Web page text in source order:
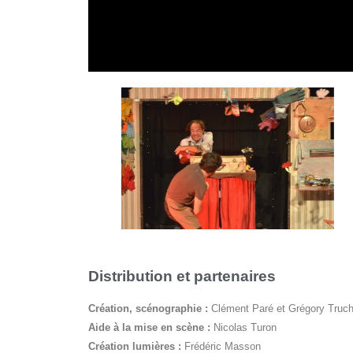
Distribution et partenaires
Création, scénographie : Clément Paré et Grégory
Aide à la mise en scène : Nicolas Turon
Création lumières : Frédéric Masson